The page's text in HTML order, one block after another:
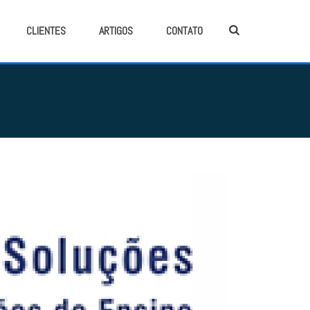
CLIENTES ARTIGOS CONTATO